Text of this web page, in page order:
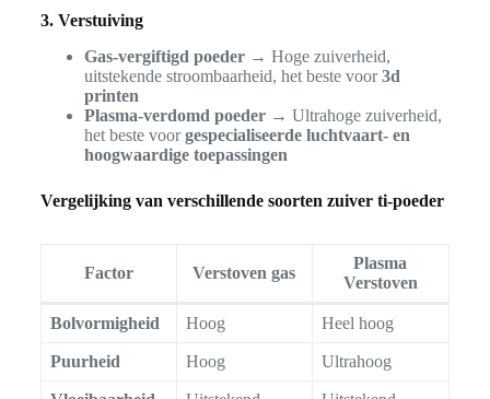
3. Verstuiving
Gas-vergiftigd poeder→ Hoge zuiverheid,
uitstekende stroombaarheid, het beste voor3d
printen
Plasma-verdomd poeder→ Ultrahoge zuiverheid,
het beste voorgespecialiseerde luchtvaart- en
hoogwaardige toepassingen
Vergelijking van verschillende soorten zuiver ti-poeder
Factor Verstoven gas
Plasma
Verstoven
Bolvormigheid Hoog Heel hoog
Puurheid Hoog Ultrahoog